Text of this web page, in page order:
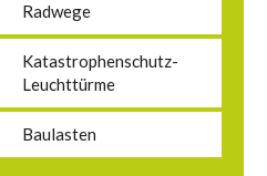
Radwege
Katastrophenschutz-
Leuchttürme
Baulasten